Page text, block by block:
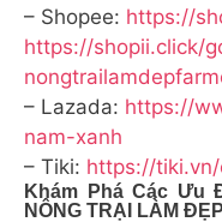
– Shopee: https://
https://shopii.click/
– Lazada: https://
nam-xanh
– Tiki: https://
Khám Phá Các Ưu
NÔNG TRẠI LÀM